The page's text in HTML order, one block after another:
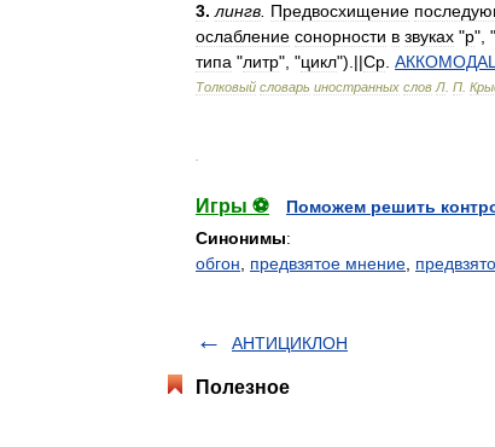
3. лингв Предвосхищение
ослабление сонорности в звуках "р", "
типа "литр", "цикл").||Ср
Толковый словарь иностранных слов Л П
Игры ⚽
Поможем решить
Синонимы:
обгон
предвзятое мнение
АНТИЦИКЛОН
Полезное